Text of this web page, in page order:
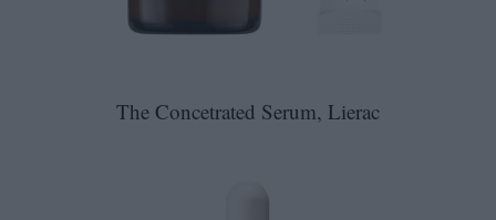
The Concetrated Serum, Lierac